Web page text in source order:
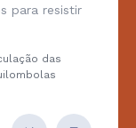
para resistir
das